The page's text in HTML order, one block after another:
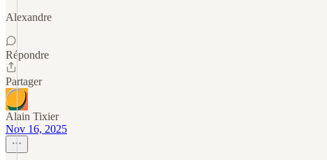
Alexandre
Répondre
Partager
Alain Tixier
Nov 16, 2025